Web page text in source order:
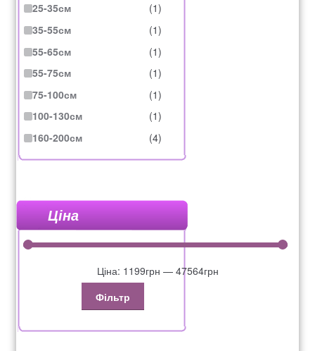
25-35см
(1)
35-55см
(1)
55-65см
(1)
55-75см
(1)
75-100см
(1)
100-130см
(1)
160-200см
(4)
Ціна
Ціна: 1199грн — 47564грн
Фільтр